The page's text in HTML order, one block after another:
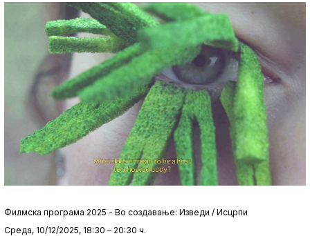
Филмска програма 2025 - Во создавање: Изведи / Исцрпи
Среда, 10/12/2025, 18:30 – 20:30 ч.